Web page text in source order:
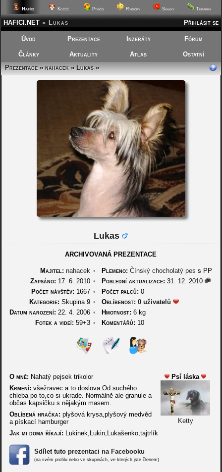
Hafíci Kočičí Ptáčci Rybičky Skalky Terárka
Přihlásit se
HAFICI.NET » Lukas
Úvod Prezentace Inzeráty Fórum
Články Aktuality Atlas
Ostatní
Prezentace»nahacek»Lukas»
Lukas
ARCHIVOVANÁ PREZENTACE
Majitel: nahacek • Plemeno: Čínský chocholatý pes s PP
Zapsáno: 17. 6. 2010 • Poslední aktualizace: 31. 12. 2010
Počet návštěv: 1667 • Počet palců: 0
Kategorie: Skupina 9 • Oblíbenost: 0 uživatelů
Datum narození: 22. 4. 2006 • Hmotnost: 6 kg
Fotek a videí: 59+3 • Komentářů: 10
Psí láska
Ketty
O mně: Nahatý pejsek trikolor
Krmení: všežravec a to doslova.Od suchého
chleba po to,co si ukrade. Normálně ale granule a
občas kapsičku s nějakým masem.
Oblíbená hračka: plyšová krysa,plyšový medvěd
a pískací hamburger
Jak mi doma říkají: Lukinek,Lukin,Lukašenko,tajtrlík
Sdílet tuto prezentaci na Facebooku
(na svém profilu nebo ve skupinách, ve kterých jste členem)